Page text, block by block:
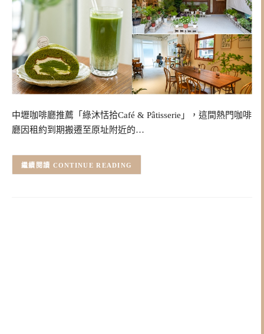
中壢咖啡廳推薦「綠沐恬拾Café & Pâtisserie」，這間熱門咖啡
廳因租約到期搬遷至原址附近的…
CONTINUE READING